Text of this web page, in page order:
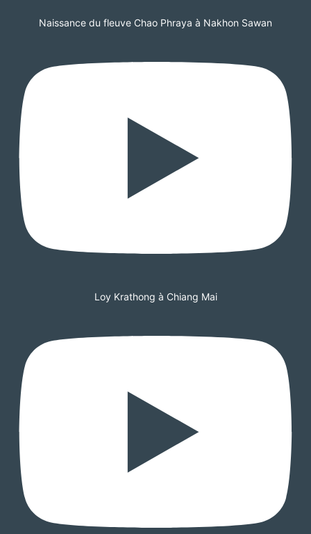
Naissance du fleuve Chao Phraya à Nakhon Sawan
Loy Krathong à Chiang Mai